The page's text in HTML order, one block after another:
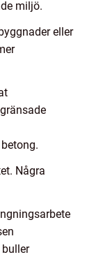
miljö.
eller
Några